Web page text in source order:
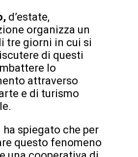
d’estate,
organizza un
tre giorni in cui si
di questi
lo
attraverso
e di turismo
ha spiegato che per
questo fenomeno